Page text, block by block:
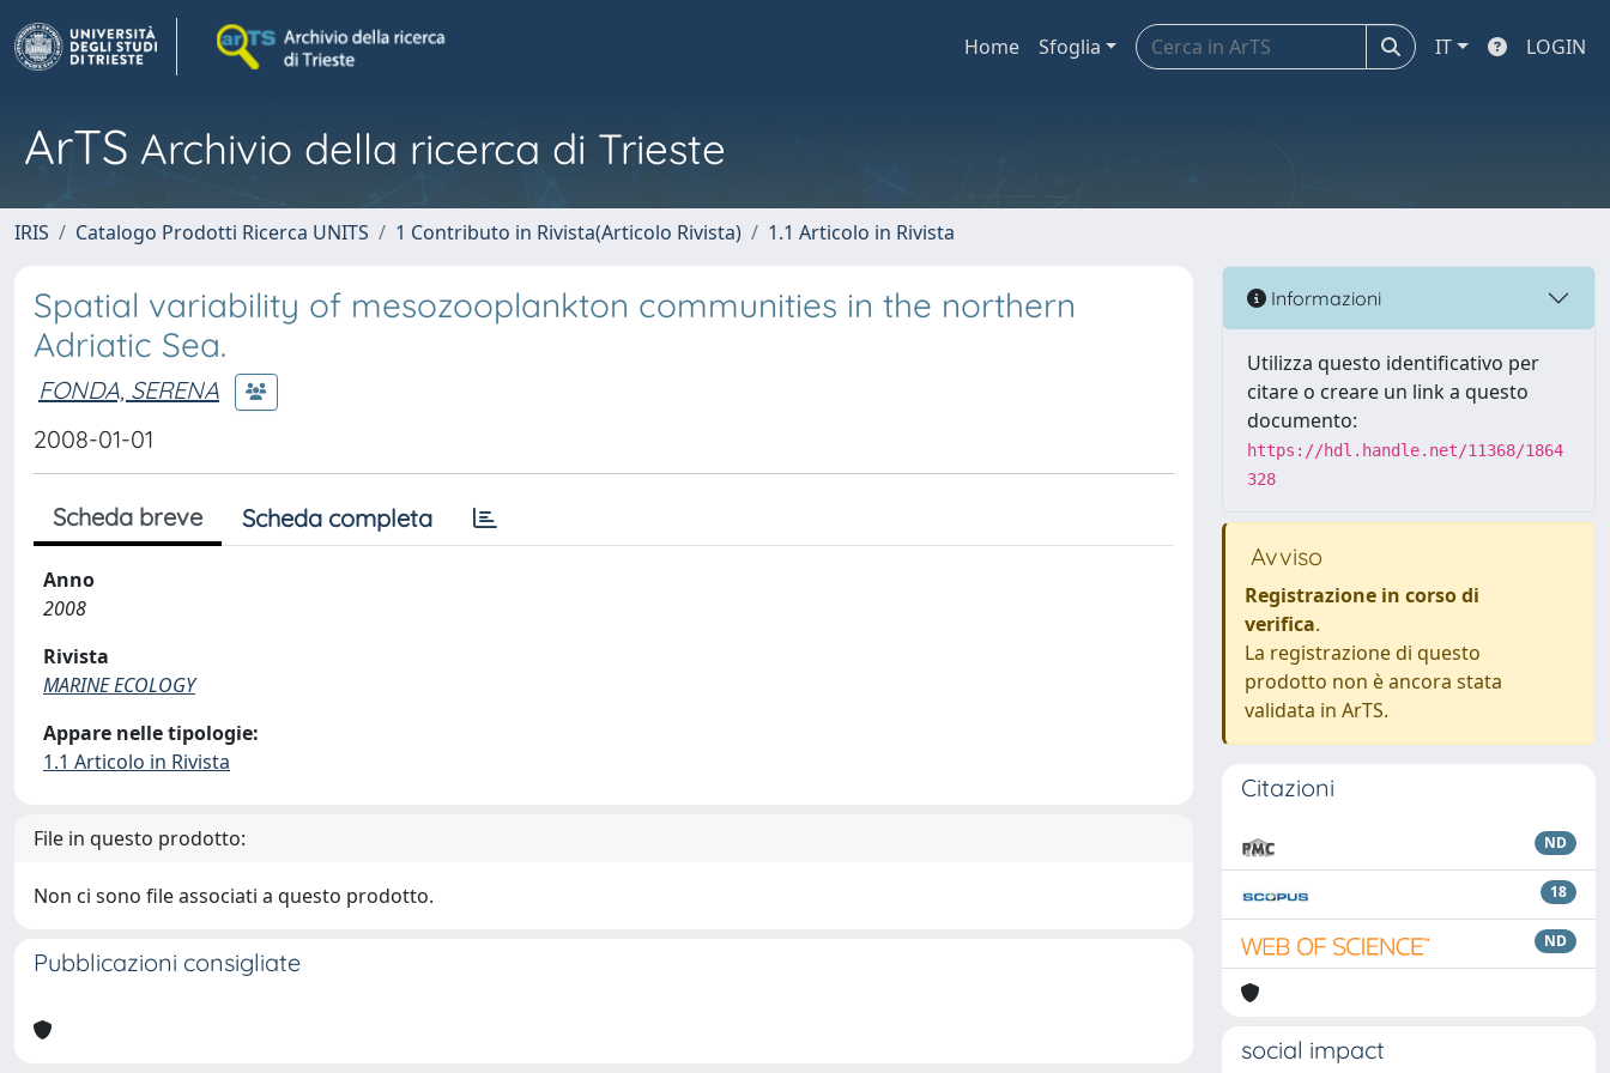
Home Sfoglia IT LOGIN
ArTS Archivio della ricerca di Trieste
IRIS Catalogo Prodotti Ricerca UNITS 1 Contributo in Rivista(Articolo Rivista) 1.1 Articolo in Rivista
Spatial variability of mesozooplankton communities in the northern
Adriatic Sea.
FONDA, SERENA
2008-01-01
Scheda breve Scheda completa
Anno
2008
Rivista
MARINE ECOLOGY
Appare nelle tipologie:
1.1 Articolo in Rivista
File in questo prodotto:
Non ci sono file associati a questo prodotto.
Pubblicazioni consigliate
Informazioni
Utilizza questo identificativo per
citare o creare un link a questo
documento:
https://hdl.handle.net/11368/1864
328
Avviso
Registrazione in corso di
verifica.
La registrazione di questo
prodotto non è ancora stata
validata in ArTS.
Citazioni
ND
18
ND
social impact